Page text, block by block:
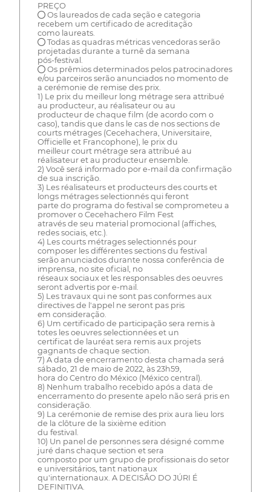
PREÇO
● Os laureados de cada seção e categoria
recebem um certificado de acreditação
como laureats.
● Todas as quadras métricas vencedoras serão
projetadas durante a turnê da semana
pós-festival.
● Os prêmios determinados pelos patrocinadores
e/ou parceiros serão anunciados no momento de
a cerémonie de remise des prix.
1) Le prix du meilleur long métrage sera attribué
au producteur, au réalisateur ou au
producteur de chaque film (de acordo com o
caso), tandis que dans le cas de nos sections de
courts métrages (Cecehachera, Universitaire,
Officielle et Francophone), le prix du
meilleur court métrage sera attribué au
réalisateur et au producteur ensemble.
2) Você será informado por e-mail da confirmação
de sua inscrição.
3) Les réalisateurs et producteurs des courts et
longs métrages selectionnés qui feront
parte do programa do festival se comprometeu a
promover o Cecehachero Film Fest
através de seu material promocional (affiches,
redes sociais, etc.).
4) Les courts métrages selectionnés pour
composer les différentes sections du festival
serão anunciados durante nossa conferência de
imprensa, no site oficial, no
réseaux sociaux et les responsables des oeuvres
seront advertis por e-mail.
5) Les travaux qui ne sont pas conformes aux
directives de l'appel ne seront pas pris
em consideração.
6) Um certificado de participação sera remis à
totes les oeuvres selectionnées et un
certificat de lauréat sera remis aux projets
gagnants de chaque section.
7) A data de encerramento desta chamada será
sábado, 21 de maio de 2022, às 23h59,
hora do Centro do México (México central).
8) Nenhum trabalho recebido após a data de
encerramento do presente apelo não será pris en
consideração.
9) La cerémonie de remise des prix aura lieu lors
de la clôture de la sixième edition
du festival.
10) Un panel de personnes sera désigné comme
juré dans chaque section et sera
composto por um grupo de profissionais do setor
e universitários, tant nationaux
qu'internationaux. A DECISÃO DO JÚRI É
DEFINITIVA.